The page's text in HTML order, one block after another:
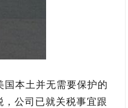
本土并无需要保护的
公司已就关税事宜跟